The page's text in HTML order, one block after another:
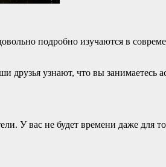
подробно изучаются в
узнают, что вы занимаетесь
У вас не будет времени даже для